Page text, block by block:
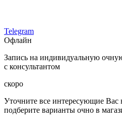
Telegram
Офлайн
Запись на индивидуальную
с консультантом
скоро
Уточните все интересующие Вас
подберите варианты очно в